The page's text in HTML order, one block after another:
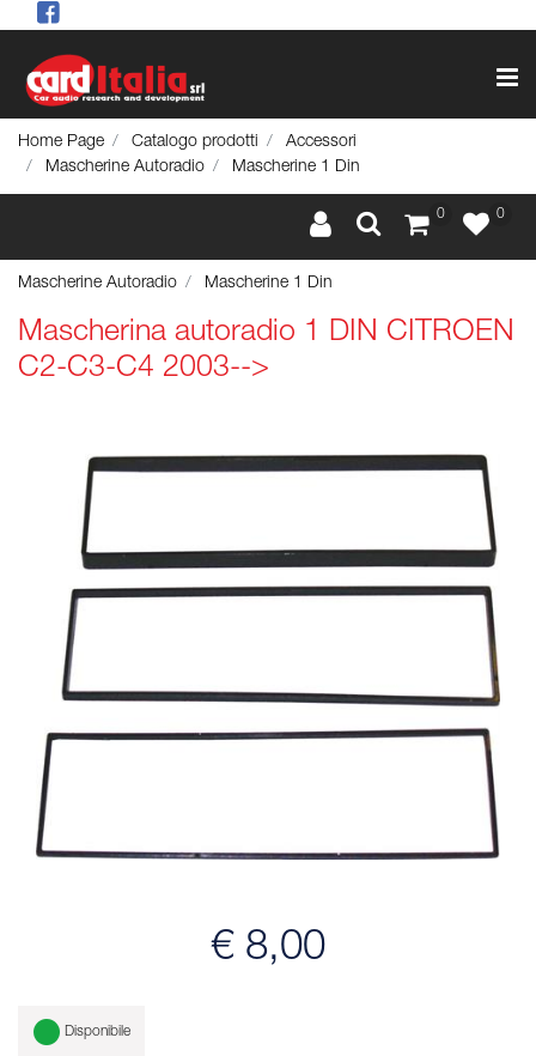
Home Page Catalogo prodotti
Accessori
Mascherine Autoradio
Mascherine 1 Din
0 0
Mascherine Autoradio Mascherine 1 Din
Mascherina autoradio 1 DIN CITROEN
C2-C3-C4 2003-->
€ 8,00
Disponibile